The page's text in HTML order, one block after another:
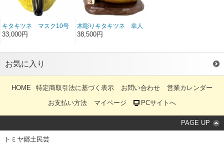
キタキツネ マスク10号
33,000円
木彫りキタキツネ 幸人
作
38,500円
お気に入り
HOME 特定商取引法に基づく表示 お問い合わせ
営業カレンダー
お支払い方法
マイページ PCサイトへ
PAGE UP
トミヤ郷土民芸